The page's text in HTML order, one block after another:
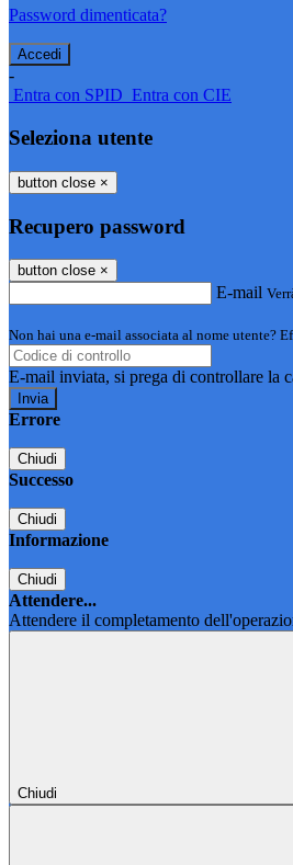
Password dimenticata?
-
Entra con SPID Entra con CIE
Seleziona utente
button close ×
Recupero password
button close ×
E-mail
Non hai una e-mail associata al nome utente?
E-mail inviata, si prega di controllare la
Errore
Chiudi
Successo
Chiudi
Informazione
Chiudi
Attendere...
Attendere il completamento
Chiudi